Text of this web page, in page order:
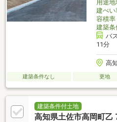
用途地
建ぺい
容積率
建築条
バ
11分
高
建築条件なし 更地
建築条件付土地
高知県土佐市高岡町乙